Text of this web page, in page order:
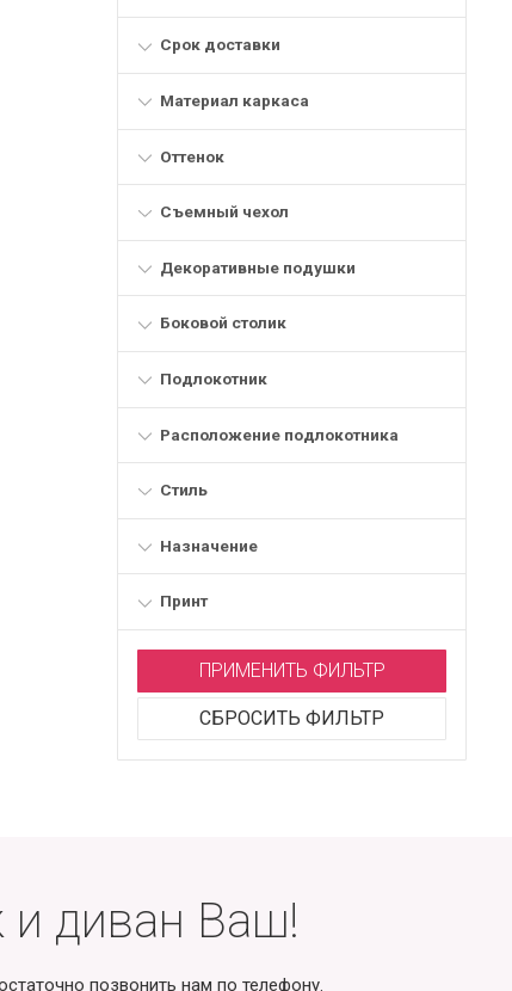
Срок доставки
Материал каркаса
Оттенок
Съемный чехол
Декоративные подушки
Боковой столик
Подлокотник
Расположение подлокотника
Стиль
Назначение
Принт
ПРИМЕНИТЬ ФИЛЬТР
СБРОСИТЬ ФИЛЬТР
и диван Ваш!
позвонить нам по телефону.